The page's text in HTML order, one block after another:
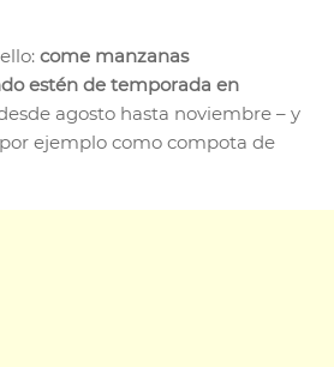
come manzanas
estén de temporada en
agosto hasta noviembre – y
ejemplo como compota de